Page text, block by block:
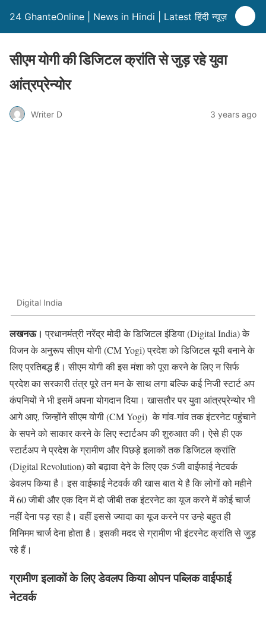
24 GhanteOnline | News in Hindi | Latest हिंदी न्यूज़
सीएम योगी की डिजिटल क्रांति से जुड़ रहे युवा
आंत्रप्रेन्योर
Writer D 3 years ago
Digital India
लखनऊ। प्रधानमंत्री नरेंद्र मोदी के डिजिटल इंडिया (Digital India) के
विजन के अनुरूप सीएम योगी (CM Yogi) प्रदेश को डिजिटल यूपी बनाने के
लिए प्रतिबद्ध हैं। सीएम योगी की इस मंशा को पूरा करने के लिए न सिर्फ
प्रदेश का सरकारी तंत्र पूरे तन मन के साथ लगा बल्कि कई निजी स्टार्ट अप
कंपनियों ने भी इसमें अपना योगदान दिया। खासतौर पर युवा आंत्रप्रेन्योर भी
आगे आए, जिन्होंने सीएम योगी (CM Yogi) के गांव-गांव तक इंटरनेट पहुंचाने
के सपने को साकार करने के लिए स्टार्टअप की शुरुआत की। ऐसे ही एक
स्टार्टअप ने प्रदेश के ग्रामीण और पिछड़े इलाकों तक डिजिटल क्रांति
(Digital Revolution) को बढ़ावा देने के लिए एक 5जी वाईफाई नेटवर्क
डेवलप किया है। इस वाईफाई नेटवर्क की खास बात ये है कि लोगों को महीने
में 60 जीबी और एक दिन में दो जीबी तक इंटरनेट का यूज करने में कोई चार्ज
नहीं देना पड़ रहा है। वहीं इससे ज्यादा का यूज करने पर उन्हे बहुत ही
मिनिमम चार्ज देना होता है। इसकी मदद से ग्रामीण भी इंटरनेट क्रांति से जुड़
रहे हैं।
ग्रामीण इलाकों के लिए डेवलप किया ओपन पब्लिक वाईफाई
नेटवर्क